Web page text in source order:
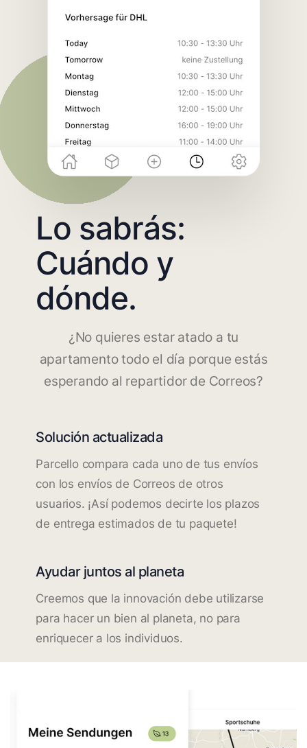
Lo sabrás:
Cuándo y
dónde.
¿No quieres estar atado a tu
apartamento todo el día porque estás
esperando al repartidor de Correos?
Solución actualizada
Parcello compara cada uno de tus envíos
con los envíos de Correos de otros
usuarios. ¡Así podemos decirte los plazos
de entrega estimados de tu paquete!
Ayudar juntos al planeta
Creemos que la innovación debe utilizarse
para hacer un bien al planeta, no para
enriquecer a los individuos.